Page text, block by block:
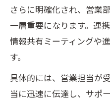
さらに明確化され、営業
一層重要になります。連
情報共有ミーティングや
す。
具体的には、営業担当が
当に迅速に伝達し、サポ